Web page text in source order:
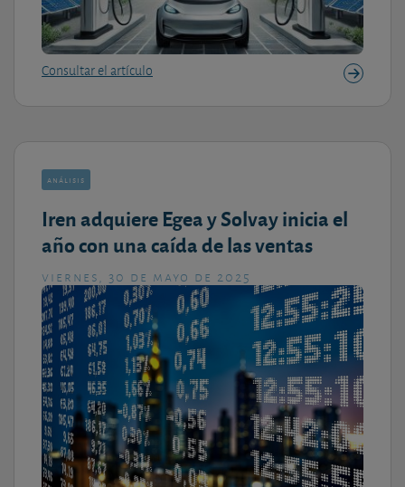
Consultar el artículo
análisis
Iren adquiere Egea y Solvay inicia el
año con una caída de las ventas
viernes, 30 de mayo de 2025